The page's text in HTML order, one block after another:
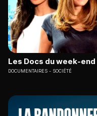
Les Docs du week-end
DOCUMENTAIRES SOCIÉTÉ